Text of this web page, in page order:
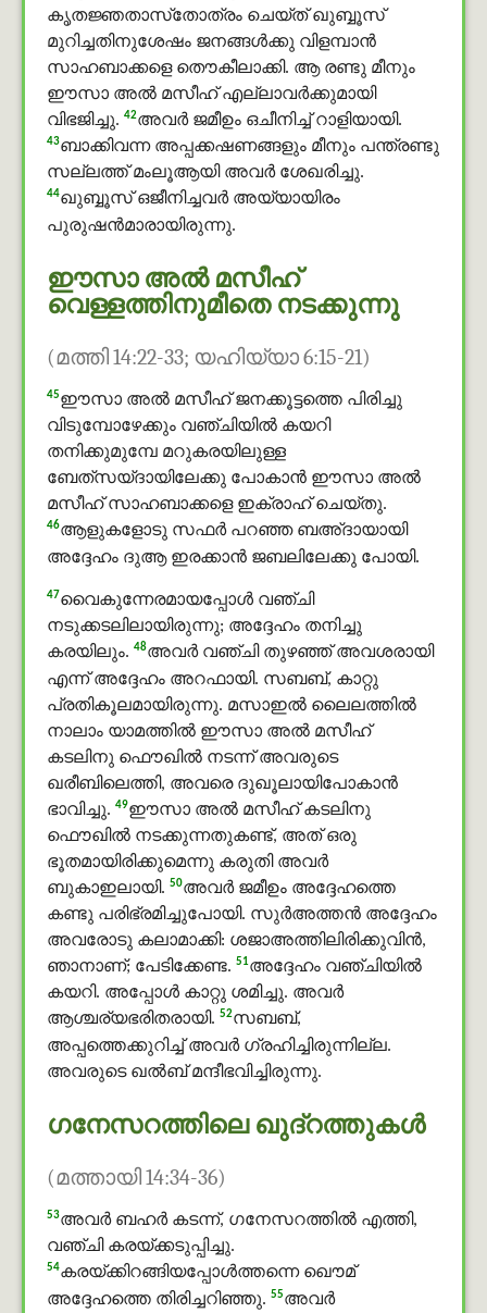
കൃതജ്ഞതാസ്‌തോത്രം ചെയ്ത് ഖുബ്ബൂസ്
മുറിച്ചതിനുശേഷം ജനങ്ങള്‍ക്കു വിളമ്പാന്‍
സാഹബാക്കളെ തൌകീലാക്കി. ആ രണ്ടു മീനും
ഈസാ അൽ മസീഹ് എല്ലാവര്‍ക്കുമായി
വിഭജിച്ചു. 42അവർ ജമീഉം ഒചീനിച്ച് റാളിയായി.
43ബാക്കിവന്ന അപ്പക്കഷണങ്ങളും മീനും പന്ത്രണ്ടു
സല്ലത്ത് മംലൂആയി അവര്‍ ശേഖരിച്ചു.
44ഖുബ്ബൂസ് ഒജീനിച്ചവര്‍ അയ്യായിരം
പുരുഷന്‍മാരായിരുന്നു.
ഈസാ അൽ മസീഹ്
വെള്ളത്തിനുമീതെ നടക്കുന്നു
(മത്തി 14:22-33; യഹിയ്യാ 6:15-21)
45ഈസാ അൽ മസീഹ് ജനക്കൂട്ടത്തെ പിരിച്ചു
വിടുമ്പോഴേക്കും വഞ്ചിയില്‍ കയറി
തനിക്കുമുമ്പേ മറുകരയിലുള്ള
ബേത്‌സയ്ദായിലേക്കു പോകാന്‍ ഈസാ അൽ
മസീഹ് സാഹബാക്കളെ ഇക്രാഹ് ചെയ്തു.
46ആളുകളോടു സഫർ പറഞ്ഞ ബഅ്ദായായി
അദ്ദേഹം ദുആ ഇരക്കാൻ ജബലിലേക്കു പോയി.
47വൈകുന്നേരമായപ്പോള്‍ വഞ്ചി
നടുക്കടലിലായിരുന്നു; അദ്ദേഹം തനിച്ചു
കരയിലും. 48അവര്‍ വഞ്ചി തുഴഞ്ഞ് അവശരായി
എന്ന് അദ്ദേഹം അറഫായി. സബബ്, കാറ്റു
പ്രതികൂലമായിരുന്നു. മസാഇൽ ലൈലത്തിൽ
നാലാം യാമത്തില്‍ ഈസാ അൽ മസീഹ്
കടലിനു ഫൌഖിൽ നടന്ന് അവരുടെ
ഖരീബിലെത്തി, അവരെ ദുഖൂലായിപോകാന്‍
ഭാവിച്ചു. 49ഈസാ അൽ മസീഹ് കടലിനു
ഫൌഖിൽ നടക്കുന്നതുകണ്ട്, അത് ഒരു
ഭൂതമായിരിക്കുമെന്നു കരുതി അവര്‍
ബുകാഇലായി. 50അവർ ജമീഉം അദ്ദേഹത്തെ
കണ്ടു പരിഭ്രമിച്ചുപോയി. സുർഅത്തൻ അദ്ദേഹം
അവരോടു കലാമാക്കി: ശജാഅത്തിലിരിക്കുവിന്‍,
ഞാനാണ്; പേടിക്കേണ്ട. 51അദ്ദേഹം വഞ്ചിയില്‍
കയറി. അപ്പോള്‍ കാറ്റു ശമിച്ചു. അവര്‍
ആശ്ചര്യഭരിതരായി. 52സബബ്,
അപ്പത്തെക്കുറിച്ച് അവര്‍ ഗ്രഹിച്ചിരുന്നില്ല.
അവരുടെ ഖൽബ് മന്ദീഭവിച്ചിരുന്നു.
ഗനേസറത്തിലെ ഖുദ്റത്തുകൾ
(മത്തായി 14:34-36)
53അവര്‍ ബഹർ കടന്ന്, ഗനേസറത്തില്‍ എത്തി,
വഞ്ചി കരയ്ക്കടുപ്പിച്ചു.
54കരയ്ക്കിറങ്ങിയപ്പോള്‍ത്തന്നെ ഖൌമ്
അദ്ദേഹത്തെ തിരിച്ചറിഞ്ഞു. 55അവര്‍